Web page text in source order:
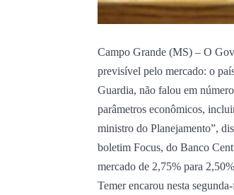
Campo Grande (MS) – O
previsível pelo mercado: o
Guardia, não falou em
parâmetros econômicos,
ministro do Planejamento”,
boletim Focus, do Banco
mercado de 2,75% para
Temer encarou nesta